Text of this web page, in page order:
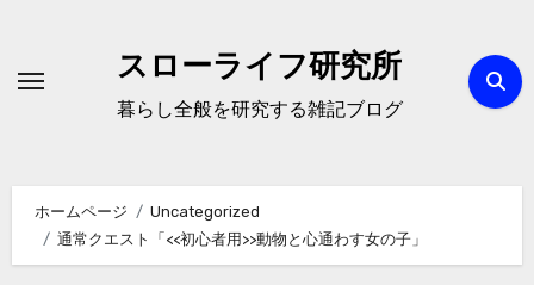
スローライフ研究所
暮らし全般を研究する雑記ブログ
ホームページ
Uncategorized
通常クエスト「<<初心者用>>動物と心通わす女の子」